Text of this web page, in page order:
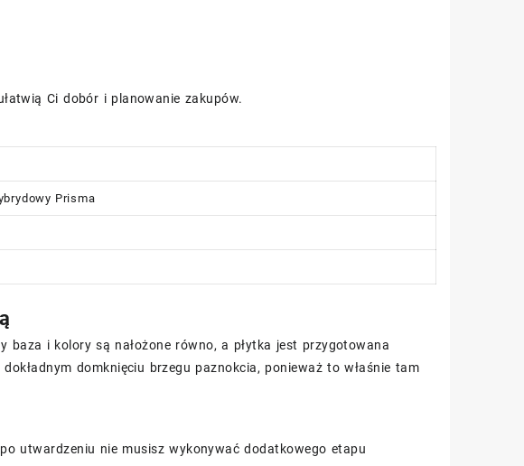
Ci dobór i planowanie zakupów.
Prisma
baza i kolory są nałożone równo, a płytka jest przygotowana
domknięciu brzegu paznokcia, ponieważ to właśnie tam
utwardzeniu nie musisz wykonywać dodatkowego etapu